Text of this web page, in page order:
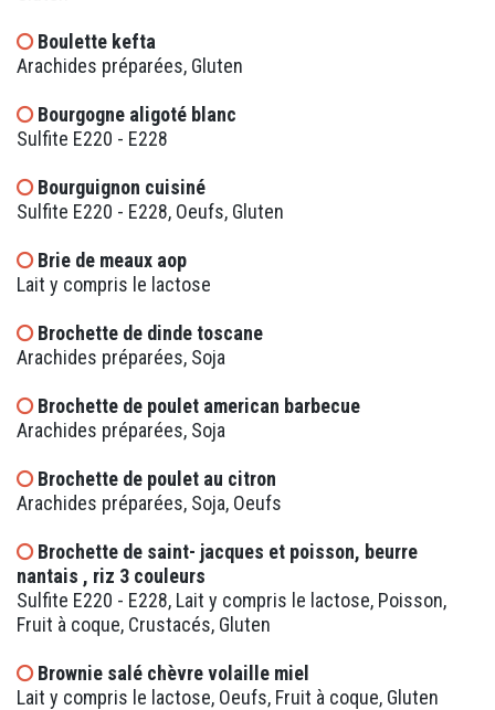
Boulette kefta
Arachides préparées, Gluten
Bourgogne aligoté blanc
Sulfite E220 - E228
Bourguignon cuisiné
Sulfite E220 - E228, Oeufs, Gluten
Brie de meaux aop
Lait y compris le lactose
Brochette de dinde toscane
Arachides préparées, Soja
Brochette de poulet american barbecue
Arachides préparées, Soja
Brochette de poulet au citron
Arachides préparées, Soja, Oeufs
Brochette de saint- jacques et poisson, beurre
nantais , riz 3 couleurs
Sulfite E220 - E228, Lait y compris le lactose, Poisson,
Fruit à coque, Crustacés, Gluten
Brownie salé chèvre volaille miel
Lait y compris le lactose, Oeufs, Fruit à coque, Gluten